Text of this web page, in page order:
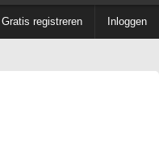
Gratis registreren Inloggen